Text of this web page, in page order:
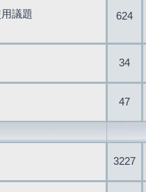
議題
624
34
47
3227